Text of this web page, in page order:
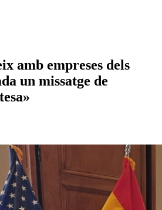
amb empreses dels
un missatge de